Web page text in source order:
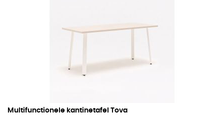
Multifunctionele kantinetafel Tova